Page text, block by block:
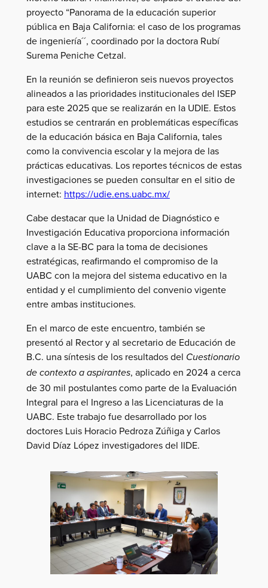
proyecto “Panorama de la educación superior
pública en Baja California: el caso de los programas
de ingeniería´´, coordinado por la doctora Rubí
Surema Peniche Cetzal.
En la reunión se definieron seis nuevos proyectos
alineados a las prioridades institucionales del ISEP
para este 2025 que se realizarán en la UDIE. Estos
estudios se centrarán en problemáticas específicas
de la educación básica en Baja California, tales
como la convivencia escolar y la mejora de las
prácticas educativas. Los reportes técnicos de estas
investigaciones se pueden consultar en el sitio de
internet: https://udie.ens.uabc.mx/
Cabe destacar que la Unidad de Diagnóstico e
Investigación Educativa proporciona información
clave a la SE-BC para la toma de decisiones
estratégicas, reafirmando el compromiso de la
UABC con la mejora del sistema educativo en la
entidad y el cumplimiento del convenio vigente
entre ambas instituciones.
En el marco de este encuentro, también se
presentó al Rector y al secretario de Educación de
B.C. una síntesis de los resultados del Cuestionario
de contexto a aspirantes, aplicado en 2024 a cerca
de 30 mil postulantes como parte de la Evaluación
Integral para el Ingreso a las Licenciaturas de la
UABC. Este trabajo fue desarrollado por los
doctores Luis Horacio Pedroza Zúñiga y Carlos
David Díaz López investigadores del IIDE.